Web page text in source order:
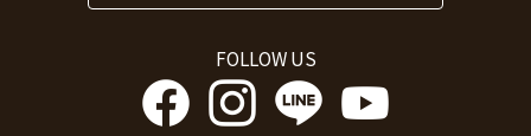
FOLLOW US